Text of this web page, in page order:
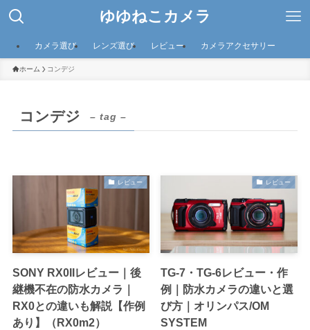
ゆゆねこカメラ
カメラ選び レンズ選び レビュー カメラアクセサリー
ホーム コンデジ
コンデジ – tag –
レビュー
SONY RX0IIレビュー｜後
継機不在の防水カメラ｜
RX0との違いも解説【作例
あり】（RX0m2）
レビュー
TG-7・TG-6レビュー・作
例｜防水カメラの違いと選
び方｜オリンパス/OM
SYSTEM